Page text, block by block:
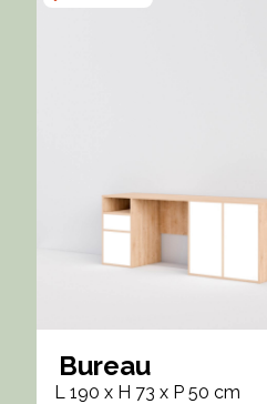
Bureau
L 190 x H 73 x P 50 cm